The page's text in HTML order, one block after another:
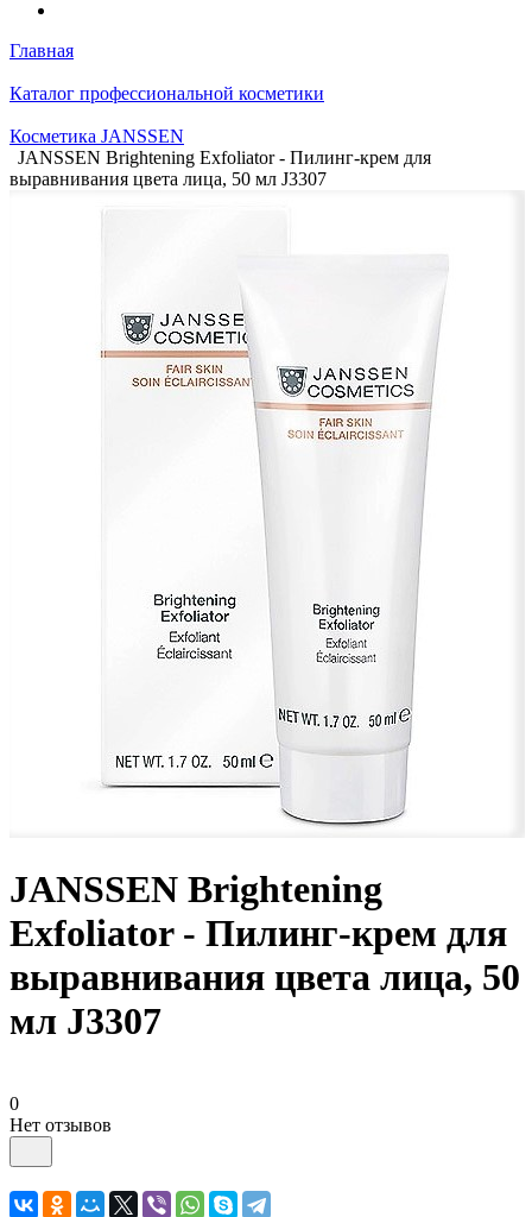
Главная
Каталог профессиональной косметики
Косметика JANSSEN
JANSSEN Brightening Exfoliator - Пилинг-крем для
выравнивания цвета лица, 50 мл J3307
JANSSEN Brightening
Exfoliator - Пилинг-крем для
выравнивания цвета лица, 50
мл J3307
0
Нет отзывов